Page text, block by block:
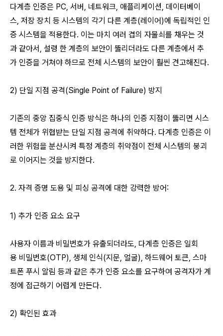
다계층 인증은 PC, 서버, 네트워크, 애플리케이션, 데이터베이
스, 저장 장치 등 시스템의 각기 다른 계층(레이어)에 독립적인 인
증 시스템을 적용한다. 이는 마치 여러 겹의 자물쇠를 채우는 것
과 같아서, 설령 한 계층의 보안이 뚫리더라도 다른 계층에서 추
가 인증을 거쳐야 하므로 전체 시스템의 보안이 훨씬 견고해진다.
2) 단일 지점 공격(Single Point of Failure) 방지
기존의 중앙 집중식 인증 방식은 하나의 인증 지점이 뚫리면 시스
템 전체가 위협받는 단일 지점 공격에 취약하다. 다계층 인증은 이
러한 위험을 분산시켜 특정 계층의 취약점이 전체 시스템의 붕괴
로 이어지는 것을 방지한다.
2. 자격 증명 도용 및 피싱 공격에 대한 강력한 방어:
1) 추가 인증 요소 요구
사용자 이름과 비밀번호가 유출되더라도, 다계층 인증은 일회
용 비밀번호(OTP), 생체 인식(지문, 얼굴), 하드웨어 토큰, 스마
트폰 푸시 알림 등과 같은 추가 인증 요소를 요구하여 공격자가 계
정에 접근하기 어렵게 만든다.
2) 확인된 효과